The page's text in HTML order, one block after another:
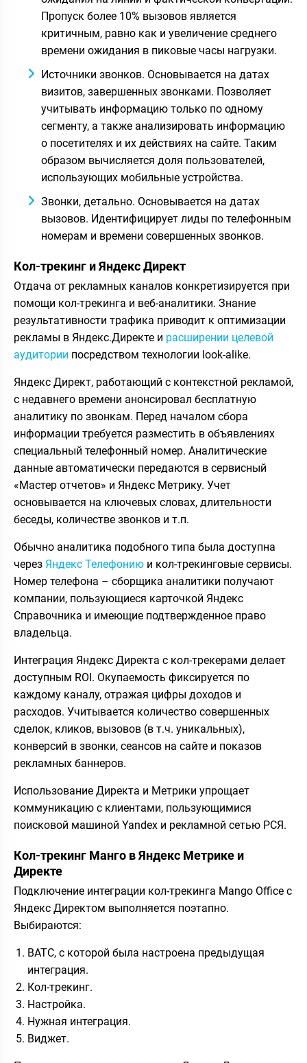
Пропуск более 10% вызовов является
критичным, равно как и увеличение среднего
времени ожидания в пиковые часы нагрузки.
Источники звонков. Основывается на датах
визитов, завершенных звонками. Позволяет
учитывать информацию только по одному
сегменту, а также анализировать информацию
о посетителях и их действиях на сайте. Таким
образом вычисляется доля пользователей,
использующих мобильные устройства.
Звонки, детально. Основывается на датах
вызовов. Идентифицирует лиды по телефонным
номерам и времени совершенных звонков.
Кол-трекинг и Яндекс Директ
Отдача от рекламных каналов конкретизируется при
помощи кол-трекинга и веб-аналитики. Знание
результативности трафика приводит к оптимизации
рекламы в Яндекс.Директе и расширении целевой
аудитории посредством технологии look-alike.
Яндекс Директ, работающий с контекстной рекламой,
с недавнего времени анонсировал бесплатную
аналитику по звонкам. Перед началом сбора
информации требуется разместить в объявлениях
специальный телефонный номер. Аналитические
данные автоматически передаются в сервисный
«Мастер отчетов» и Яндекс Метрику. Учет
основывается на ключевых словах, длительности
беседы, количестве звонков и т.п.
Обычно аналитика подобного типа была доступна
через Яндекс Телефонию и кол-трекинговые сервисы.
Номер телефона – сборщика аналитики получают
компании, пользующиеся карточкой Яндекс
Справочника и имеющие подтвержденное право
владельца.
Интеграция Яндекс Директа с кол-трекерами делает
доступным ROI. Окупаемость фиксируется по
каждому каналу, отражая цифры доходов и
расходов. Учитывается количество совершенных
сделок, кликов, вызовов (в т.ч. уникальных),
конверсий в звонки, сеансов на сайте и показов
рекламных баннеров.
Использование Директа и Метрики упрощает
коммуникацию с клиентами, пользующимися
поисковой машиной Yandex и рекламной сетью РСЯ.
Кол-трекинг Манго в Яндекс Метрике и
Директе
Подключение интеграции кол-трекинга Mango Office с
Яндекс Директом выполняется поэтапно.
Выбираются:
ВАТС, с которой была настроена предыдущая
интеграция.
Кол-трекинг.
Настройка.
Нужная интеграция.
Виджет.